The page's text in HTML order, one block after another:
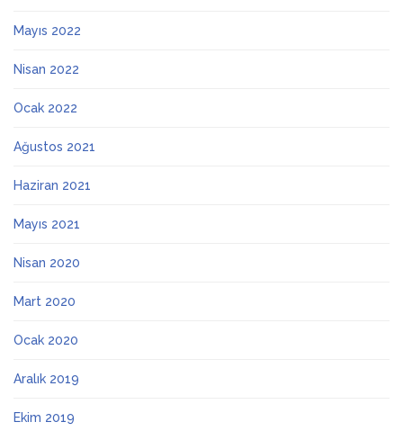
Mayıs 2022
Nisan 2022
Ocak 2022
Ağustos 2021
Haziran 2021
Mayıs 2021
Nisan 2020
Mart 2020
Ocak 2020
Aralık 2019
Ekim 2019